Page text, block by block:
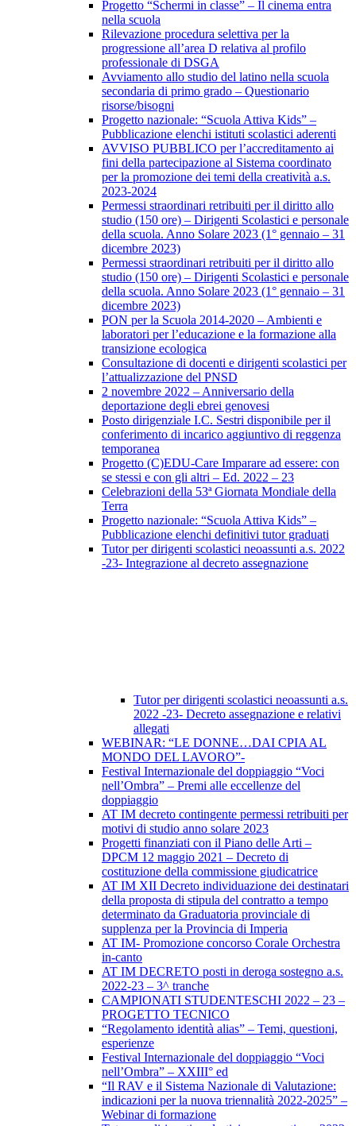
Progetto “Schermi in classe” – Il cinema entra
nella scuola
Rilevazione procedura selettiva per la
progressione all’area D relativa al profilo
professionale di DSGA
Avviamento allo studio del latino nella scuola
secondaria di primo grado – Questionario
risorse/bisogni
Progetto nazionale: “Scuola Attiva Kids” –
Pubblicazione elenchi istituti scolastici aderenti
AVVISO PUBBLICO per l’accreditamento ai
fini della partecipazione al Sistema coordinato
per la promozione dei temi della creatività a.s.
2023-2024
Permessi straordinari retribuiti per il diritto allo
studio (150 ore) – Dirigenti Scolastici e personale
della scuola. Anno Solare 2023 (1° gennaio – 31
dicembre 2023)
Permessi straordinari retribuiti per il diritto allo
studio (150 ore) – Dirigenti Scolastici e personale
della scuola. Anno Solare 2023 (1° gennaio – 31
dicembre 2023)
PON per la Scuola 2014-2020 – Ambienti e
laboratori per l’educazione e la formazione alla
transizione ecologica
Consultazione di docenti e dirigenti scolastici per
l’attualizzazione del PNSD
2 novembre 2022 – Anniversario della
deportazione degli ebrei genovesi
Posto dirigenziale I.C. Sestri disponibile per il
conferimento di incarico aggiuntivo di reggenza
temporanea
Progetto (C)EDU-Care Imparare ad essere: con
se stessi e con gli altri – Ed. 2022 – 23
Celebrazioni della 53ª Giornata Mondiale della
Terra
Progetto nazionale: “Scuola Attiva Kids” –
Pubblicazione elenchi definitivi tutor graduati
Tutor per dirigenti scolastici neoassunti a.s. 2022
-23- Integrazione al decreto assegnazione
Tutor per dirigenti scolastici neoassunti a.s.
2022 -23- Decreto assegnazione e relativi
allegati
WEBINAR: “LE DONNE…DAI CPIA AL
MONDO DEL LAVORO”-
Festival Internazionale del doppiaggio “Voci
nell’Ombra” – Premi alle eccellenze del
doppiaggio
AT IM decreto contingente permessi retribuiti per
motivi di studio anno solare 2023
Progetti finanziati con il Piano delle Arti –
DPCM 12 maggio 2021 – Decreto di
costituzione della commissione giudicatrice
AT IM XII Decreto individuazione dei destinatari
della proposta di stipula del contratto a tempo
determinato da Graduatoria provinciale di
supplenza per la Provincia di Imperia
AT IM- Promozione concorso Corale Orchestra
in-canto
AT IM DECRETO posti in deroga sostegno a.s.
2022-23 – 3^ tranche
CAMPIONATI STUDENTESCHI 2022 – 23 –
PROGETTO TECNICO
“Regolamento identità alias” – Temi, questioni,
esperienze
Festival Internazionale del doppiaggio “Voci
nell’Ombra” – XXIII° ed
“Il RAV e il Sistema Nazionale di Valutazione:
indicazioni per la nuova triennalità 2022-2025” –
Webinar di formazione